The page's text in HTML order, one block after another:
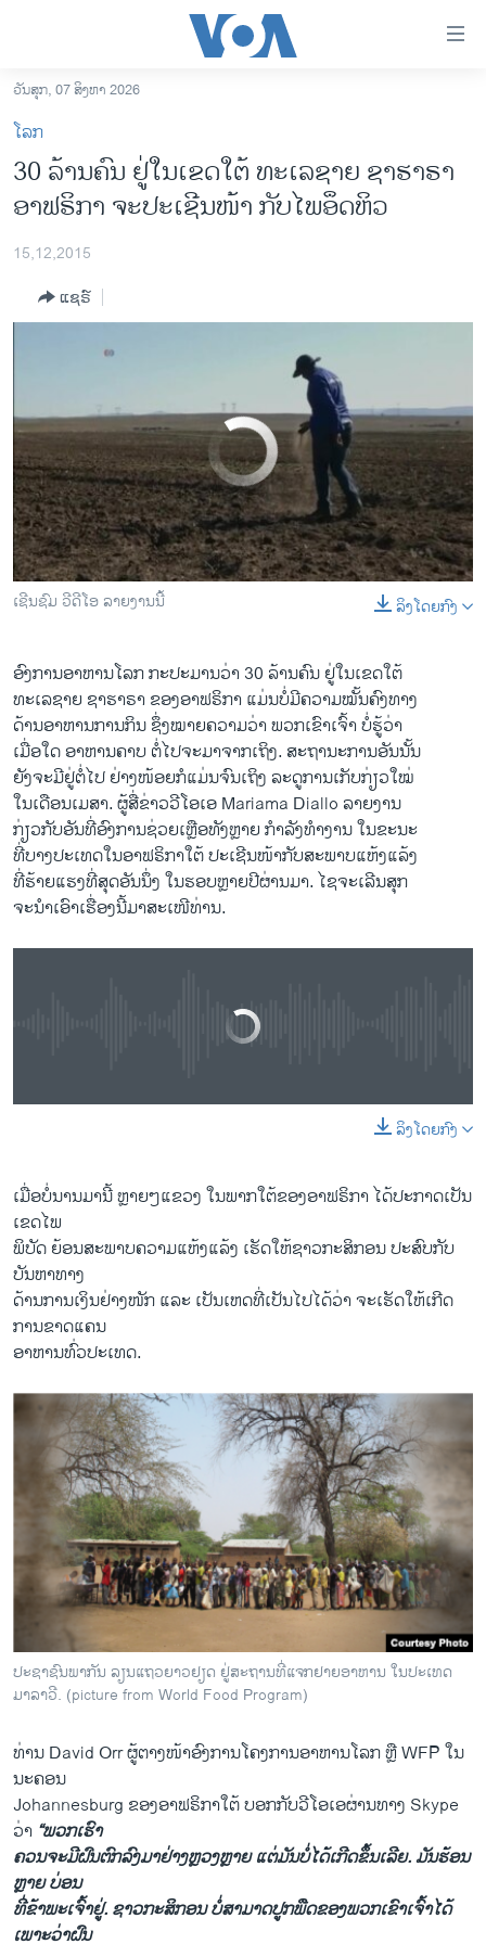
ເຂົ້າ
ຫາ
ຂ້າມ
ຂ້າມ
ຫາ
ອາເມຣິກາ
ຂ່າວ​ຈີນ
ໂລກ
ຊີວິດຊາວລາວ
ຊຸມຊົນຊາວລາວ
ວິທະຍາສາດ-ເທັກໂນໂລຈີ
ທຸລະກິດ
ພາສາອັງກິດ
ສຽງ
ລາຍການກະຈາຍສຽງ
ລາຍງານ
ຕິດຕາມພວກເຮົາ ທີ່
ພາສາຕ່າງໆ
ວັນສຸກ, 07 ສິງຫາ 2026
ໂລກ
30 ລ້ານຄົນ ຢູ່ໃນເຂດໃຕ້ ທະເລຊາຍ ຊາຮາຣາ
ອາຟຣິກາ ຈະປະເຊີນໜ້າ ກັບໄພອຶດຫິວ
15,12,2015
ແຊຣ໌
SHARE
No media source currently available
0:00 0:02:19 ລິງໂດຍກົງ
ເຊີນຊົມ ວີດີໂອ ລາຍງານນີ້
ອົງການອາຫານໂລກ ກະປະມານວ່າ 30 ລ້ານຄົນ ຢູ່ໃນເຂດໃຕ້
ທະເລຊາຍ ຊາຮາຣາ ຂອງອາຟຣິກາ ແມ່ນບໍ່ມີຄວາມໝັ້ນຄົງທາງ
ດ້ານອາຫານການກິນ ຊຶ່ງໝາຍຄວາມວ່າ ພວກເຂົາເຈົ້າ ບໍ່ຮູ້ວ່າ
ເມື່ອໃດ ອາຫານຄາບ ຕໍ່ໄປຈະມາຈາກເຖິງ. ສະຖານະການອັນນັ້ນ
ຍັງຈະມີຢູ່ຕໍ່ໄປ ຢ່າງໜ້ອຍກໍແມ່ນຈົນເຖິງ ລະດູການເກັບກ່ຽວໃໝ່
ໃນເດືອນເມສາ. ຜູ້ສື່ຂ່າວວີໂອເອ Mariama Diallo ລາຍງານ
ກ່ຽວກັບອັນທີ່ອົງການຊ່ວຍເຫຼືອທັງຫຼາຍ ກຳລັງທຳງານ ໃນຂະນະ
ທີ່ບາງປະເທດໃນອາຟຣິກາໃຕ້ ປະເຊີນໜ້າກັບສະພາບແຫ້ງແລ້ງ
ທີ່ຮ້າຍແຮງທີ່ສຸດອັນນຶ່ງ ໃນຮອບຫຼາຍປີຜ່ານມາ. ໄຊຈະເລີນສຸກ
ຈະນຳເອົາເຮື່ອງນີ້ມາສະເໜີທ່ານ.
EMBED SHARE
ຟັງລາຍງານ 30 ລ້ານຄົນ ຢູ່ໃນເຂດໃຕ້ທະເລຊາຍ ຊາຮາຣາ ຂອງອາຟຣິກາ ຈະປະເຊີນໜ້າ ກັບໄພອຶດຫິວ.
byສຽງອາເມຣິກາ ວີໂອເອລາວ
SHARE
No media source currently available
ລິງໂດຍກົງ
ເມື່ອບໍ່ນານມານີ້ ຫຼາຍໆແຂວງ ໃນພາກໃຕ້ຂອງອາຟຣິກາ ໄດ້ປະກາດເປັນ
ເຂດໄພ
ພິບັດ ຍ້ອນສະພາບຄວາມແຫ້ງແລ້ງ ເຮັດໃຫ້ຊາວກະສິກອນ ປະສົບກັບ
ບັນຫາທາງ
ດ້ານການເງິນຢ່າງໜັກ ແລະ ເປັນເຫດທີ່ເປັນໄປໄດ້ວ່າ ຈະເຮັດໃຫ້ເກີດ
ການຂາດແຄນ
ອາຫານທົ່ວປະເທດ.
ປະຊາຊົນພາກັນ ລຽນແຖວຍາວຢຽດ ຢູ່ສະຖານທີ່ແຈກຢາຍອາຫານ ໃນປະເທດ
ມາລາວີ. (picture from World Food Program)
ທ່ານ David Orr ຜູ້ຕາງໜ້າອົງການໂຄງການອາຫານໂລກ ຫຼື WFP ໃນ
ນະຄອນ
Johannesburg ຂອງອາຟຣິກາໃຕ້ ບອກກັບວີໂອເອຜ່ານທາງ Skype
ວ່າ “ພວກເຮົາ
ຄວນຈະມີຝົນຕົກລົງມາຢ່າງຫຼວງຫຼາຍ ແຕ່ມັນບໍ່ໄດ້ເກີດຂຶ້ນເລີຍ. ມັນຮ້ອນ
ຫຼາຍ ບ່ອນ
ທີ່ຂ້າພະເຈົ້າຢູ່. ຊາວກະສິກອນ ບໍ່ສາມາດປູກພືດຂອງພວກເຂົາເຈົ້າໄດ້
ເພາະວ່າຝົນ